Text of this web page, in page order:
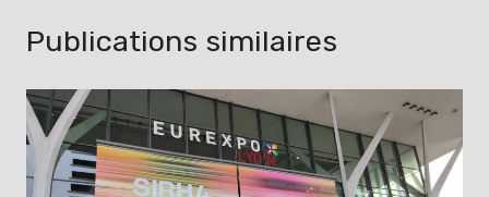
Publications similaires